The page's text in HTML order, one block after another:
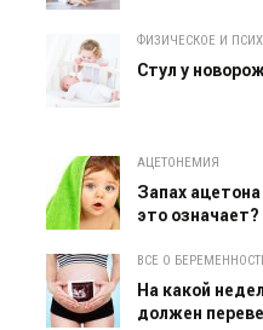
ФИЗИЧЕСКОЕ И
Cтул у
АЦЕТОНЕМИЯ
Запах
это означает?
ВСЕ О
На какой
должен